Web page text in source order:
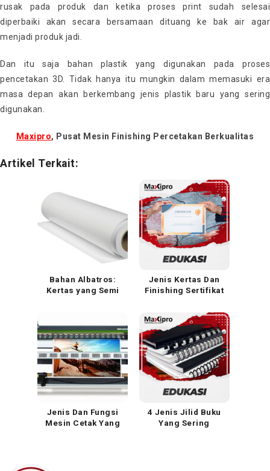
rusak pada produk dan ketika proses print sudah selesai
diperbaiki akan secara bersamaan dituang ke bak air agar
menjadi produk jadi.
Dan itu saja bahan plastik yang digunakan pada proses
pencetakan 3D. Tidak hanya itu mungkin dalam memasuki era
masa depan akan berkembang jenis plastik baru yang sering
digunakan.
Maxipro, Pusat Mesin Finishing Percetakan Berkualitas
Artikel Terkait:
Bahan Albatros:
Kertas yang Semi
Jenis Kertas Dan
Finishing Sertifikat
Digunakan
Jenis Dan Fungsi
Mesin Cetak Yang
4 Jenis Jilid Buku
Yang Sering